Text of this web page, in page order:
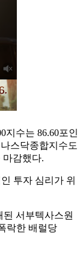
지수는 86.60포인
스닥종합지수도
마감했다.
투자 심리가 위
서부텍사스원
락한 배럴당